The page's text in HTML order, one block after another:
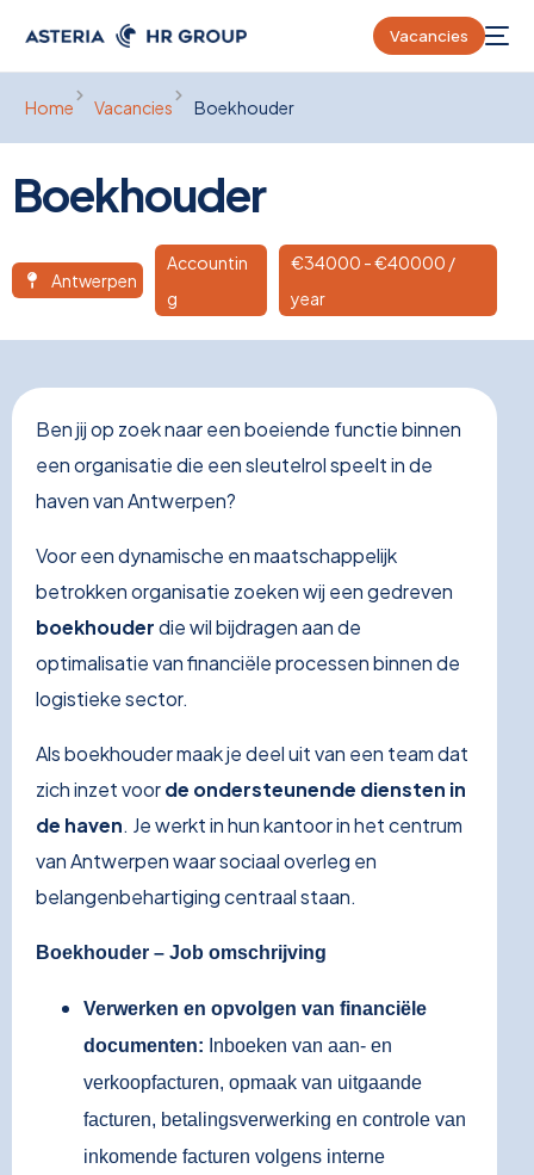
Vacancies
Home Vacancies Boekhouder
Boekhouder
Antwerpen
Accountin
g
€34000 - €40000 /
year
Ben jij op zoek naar een boeiende functie binnen
een organisatie die een sleutelrol speelt in de
haven van Antwerpen?
Voor een dynamische en maatschappelijk
betrokken organisatie zoeken wij een gedreven
boekhouderdie wil bijdragen aan de
optimalisatie van financiële processen binnen de
logistieke sector.
Als boekhouder maak je deel uit van een team dat
zich inzet voorde ondersteunende diensten in
de haven. Je werkt in hun kantoor in het centrum
van Antwerpen waar sociaal overleg en
belangenbehartiging centraal staan.
Boekhouder – Job omschrijving
Verwerken en opvolgen van financiële
documenten: Inboeken van aan- en
verkoopfacturen, opmaak van uitgaande
facturen, betalingsverwerking en controle van
inkomende facturen volgens interne